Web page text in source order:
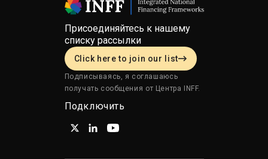
Присоединяйтесь к нашему
списку рассылки
Click here to join our list
Подписываясь, я соглашаюсь
получать сообщения от Центра INFF.
Подключить